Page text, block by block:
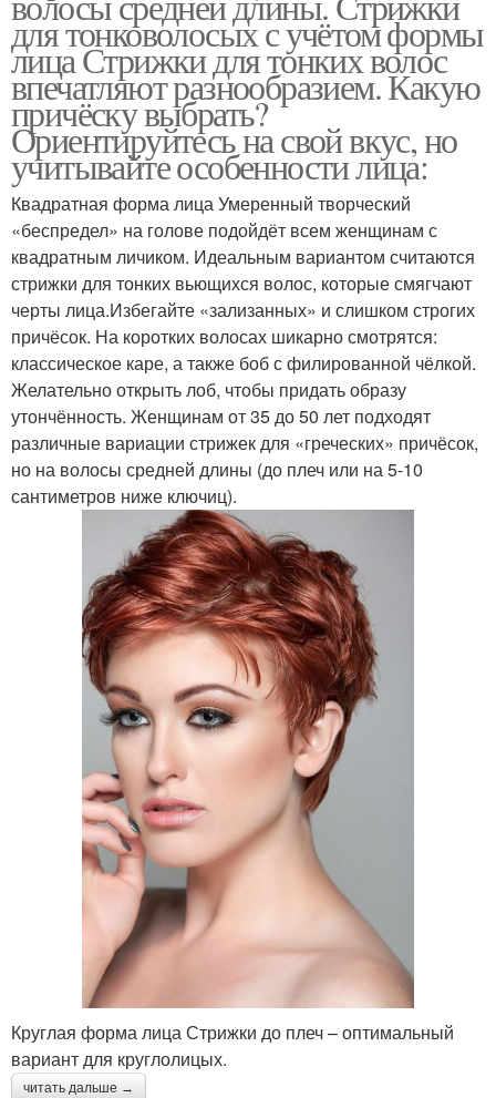
для тонковолосых с учётом формы
лица Стрижки для тонких волос
впечатляют разнообразием. Какую
причёску выбрать?
Ориентируйтесь на свой вкус, но
учитывайте особенности лица:
Квадратная форма лица Умеренный творческий
«беспредел» на голове подойдёт всем женщинам с
квадратным личиком. Идеальным вариантом считаются
стрижки для тонких вьющихся волос, которые смягчают
черты лица.Избегайте «зализанных» и слишком строгих
причёсок. На коротких волосах шикарно смотрятся:
классическое каре, а также боб с филированной чёлкой.
Желательно открыть лоб, чтобы придать образу
утончённость. Женщинам от 35 до 50 лет подходят
различные вариации стрижек для «греческих» причёсок,
но на волосы средней длины (до плеч или на 5-10
сантиметров ниже ключиц).
Круглая форма лица Стрижки до плеч – оптимальный
вариант для круглолицых.
читать дальше →